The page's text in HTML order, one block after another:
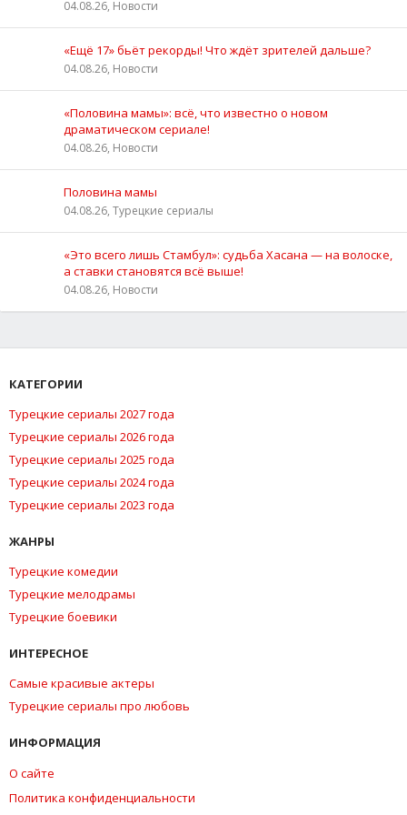
04.08.26, Новости
«Ещё 17» бьёт рекорды! Что ждёт зрителей дальше?
04.08.26, Новости
«Половина мамы»: всё, что известно о новом
драматическом сериале!
04.08.26, Новости
Половина мамы
04.08.26, Турецкие сериалы
«Это всего лишь Стамбул»: судьба Хасана — на волоске,
а ставки становятся всё выше!
04.08.26, Новости
КАТЕГОРИИ
Турецкие сериалы 2027 года
Турецкие сериалы 2026 года
Турецкие сериалы 2025 года
Турецкие сериалы 2024 года
Турецкие сериалы 2023 года
ЖАНРЫ
Турецкие комедии
Турецкие мелодрамы
Турецкие боевики
ИНТЕРЕСНОЕ
Самые красивые актеры
Турецкие сериалы про любовь
ИНФОРМАЦИЯ
О сайте
Политика конфиденциальности